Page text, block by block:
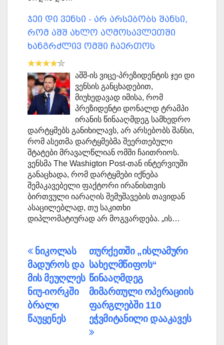
ჯეი დი ვენსი - არ არსებობს შანსი,
რომ აშშ ახლო აღმოსავლეთში
ხანგრძლივ ომში ჩაერთოს
აშშ-ის ვიცე-პრეზიდენტის ჯეი დი
ვენსის განცხადებით,
მიუხედავად იმისა, რომ
პრეზიდენტი დონალდ ტრამპი
ირანის წინააღმდეგ სამხედრო
დარტყმებს განიხილავს, არ არსებობს შანსი,
რომ ასეთმა დარტყმებმა შეერთებული
შტატები მრავალწლიან ომში ჩაითრიოს.
ვენსმა The Washigton Post-თან ინტერვიუში
განაცხადა, რომ დარტყმები იქნება
შემაკავებელი ფაქტორი ირანისთვის
ბირთვული იარაღის შემუშავების თავიდან
ასაცილებლად, თუ საკითხი
დიპლომატიურად არ მოგვარდება. „ის…
პოსტის
ნავიგაცია
თურქეთში „ისლამური
სახელმწიფოს“
წინააღმდეგ
მიმართული ოპერაციის
ფარგლებში 110
ეჭვმიტანილი დააკავეს
ნიკოლას
მადუროს და
მის მეუღლეს
ნიუ-იორკში
ბრალი
წაუყენეს